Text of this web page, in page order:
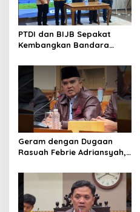
PTDI dan BIJB Sepakat
Kembangkan Bandara
Industri Kedirgantaraan
Nasional
Geram dengan Dugaan
Rasuah Febrie Adriansyah,
Jampidsus Dihukum Mati